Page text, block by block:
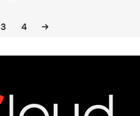
3 4 →